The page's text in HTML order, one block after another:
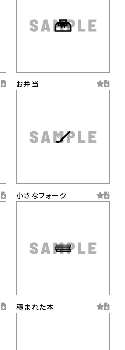
お弁当
小さなフォーク
積まれた本